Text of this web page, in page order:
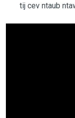
tij cev ntaub